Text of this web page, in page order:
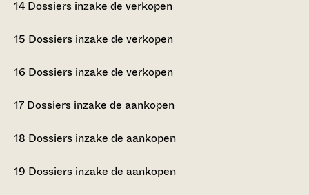
14 Dossiers inzake de verkopen
15 Dossiers inzake de verkopen
16 Dossiers inzake de verkopen
17 Dossiers inzake de aankopen
18 Dossiers inzake de aankopen
19 Dossiers inzake de aankopen